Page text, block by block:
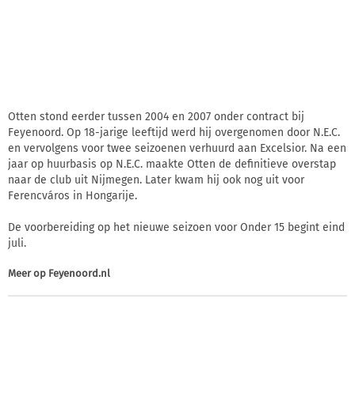
Otten stond eerder tussen 2004 en 2007 onder contract bij
Feyenoord. Op 18-jarige leeftijd werd hij overgenomen door N.E.C.
en vervolgens voor twee seizoenen verhuurd aan Excelsior. Na een
jaar op huurbasis op N.E.C. maakte Otten de definitieve overstap
naar de club uit Nijmegen. Later kwam hij ook nog uit voor
Ferencváros in Hongarije.
De voorbereiding op het nieuwe seizoen voor Onder 15 begint eind
juli.
Meer op Feyenoord.nl